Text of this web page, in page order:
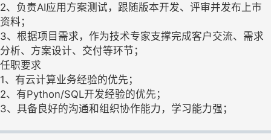
2、负责AI应用方案测试，跟随版本开发、评审并发布上市
资料；
3、根据项目需求，作为技术专家支撑完成客户交流、需求
分析、方案设计、交付等环节；
任职要求
1、有云计算业务经验的优先；
2、有Python/SQL开发经验的优先；
3、具备良好的沟通和组织协作能力，学习能力强；